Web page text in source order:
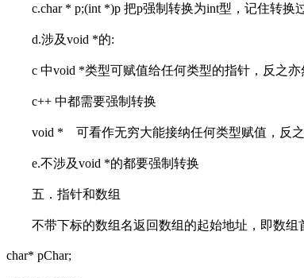
c.char * p;(int *)p 把p强制转换为int型，记住转换
d.涉及void *的:
c 中void *类型可赋值给任何类型的指针，反之亦
c++ 中都需要强制转换
void * 可看作无穷大能接纳任何类型赋值，反之
e.不涉及void *的都要强制转换
五．指针和数组
不带下标的数组名返回数组的起始地址，即数组
char* pChar;